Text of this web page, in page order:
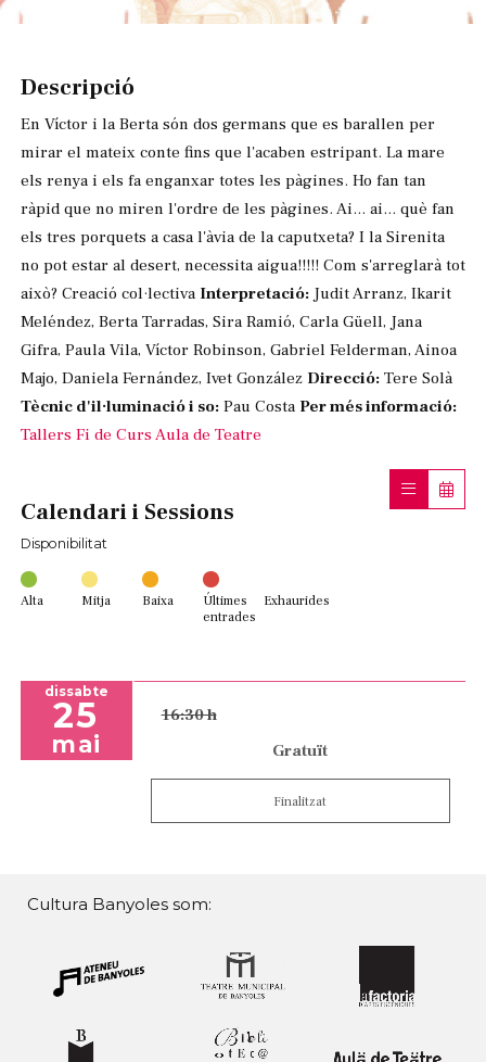
Descripció
En Víctor i la Berta són dos germans que es barallen per
mirar el mateix conte fins que l'acaben estripant. La mare
els renya i els fa enganxar totes les pàgines. Ho fan tan
ràpid que no miren l'ordre de les pàgines. Ai... ai... què fan
els tres porquets a casa l'àvia de la caputxeta? I la Sirenita
no pot estar al desert, necessita aigua!!!!! Com s'arreglarà tot
això? Creació col·lectiva Interpretació: Judit Arranz, Ikarit
Meléndez, Berta Tarradas, Sira Ramió, Carla Güell, Jana
Gifra, Paula Vila, Víctor Robinson, Gabriel Felderman, Ainoa
Majo, Daniela Fernández, Ivet González Direcció: Tere Solà
Tècnic d'il·luminació i so: Pau Costa Per més informació:
Tallers Fi de Curs Aula de Teatre
Calendari i Sessions
Disponibilitat
Alta Mitja Baixa
Últimes
entrades
Exhaurides
dissabte
25
mai
16:30 h
Gratuït
Finalitzat
Cultura Banyoles som: